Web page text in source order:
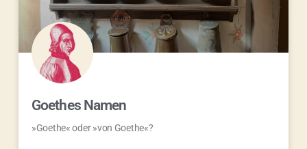
Goethes Namen
»Goethe« oder »von Goethe«?